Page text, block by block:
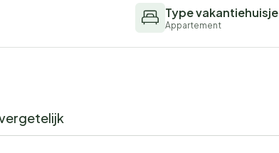
Duitsland met een eigen zwavelbron.Type vakantiehuisje
Appartement